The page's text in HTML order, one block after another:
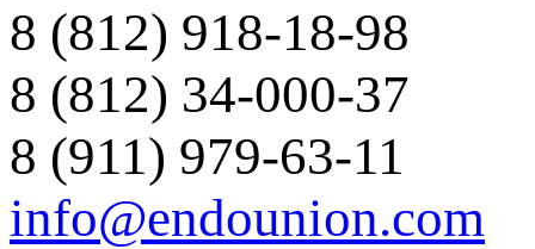
8 (812) 918-18-98
8 (812) 34-000-37
8 (911) 979-63-11
info@endounion.com